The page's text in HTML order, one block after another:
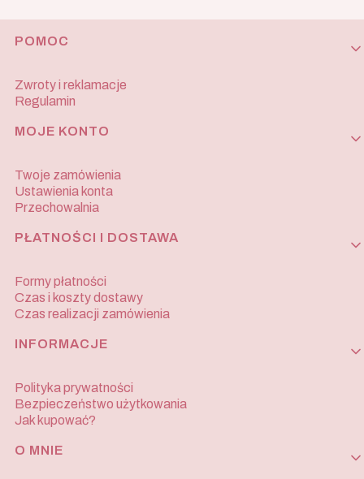
Linki w stopce
POMOC
Zwroty i reklamacje
Regulamin
MOJE KONTO
Twoje zamówienia
Ustawienia konta
Przechowalnia
PŁATNOŚCI I DOSTAWA
Formy płatności
Czas i koszty dostawy
Czas realizacji zamówienia
INFORMACJE
Polityka prywatności
Bezpieczeństwo użytkowania
Jak kupować?
O MNIE